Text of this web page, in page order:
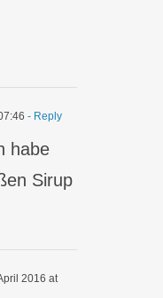
- Reply
habe
Sirup
2016 at